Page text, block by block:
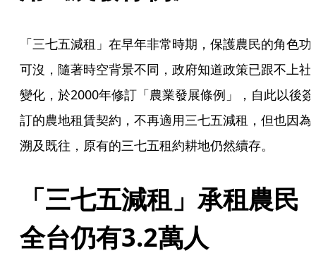
「三七五減租」在早年非常時期，保護農民的角色功
可沒，隨著時空背景不同，政府知道政策已跟不上社
變化，於2000年修訂「農業發展條例」，自此以後簽
訂的農地租賃契約，不再適用三七五減租，但也因為
溯及既往，原有的三七五租約耕地仍然續存。
「三七五減租」承租農
全台仍有3.2萬人